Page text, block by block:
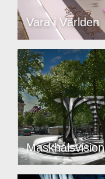
Vara i Världen
Maskhålsvision